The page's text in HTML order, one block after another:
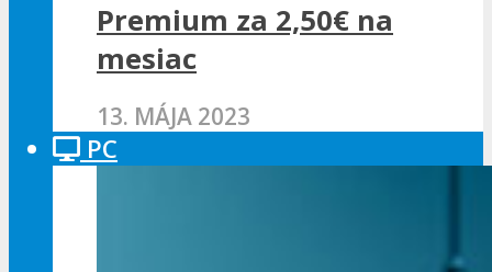
Premium za 2,50€ na
mesiac
13. MÁJA 2023
PC